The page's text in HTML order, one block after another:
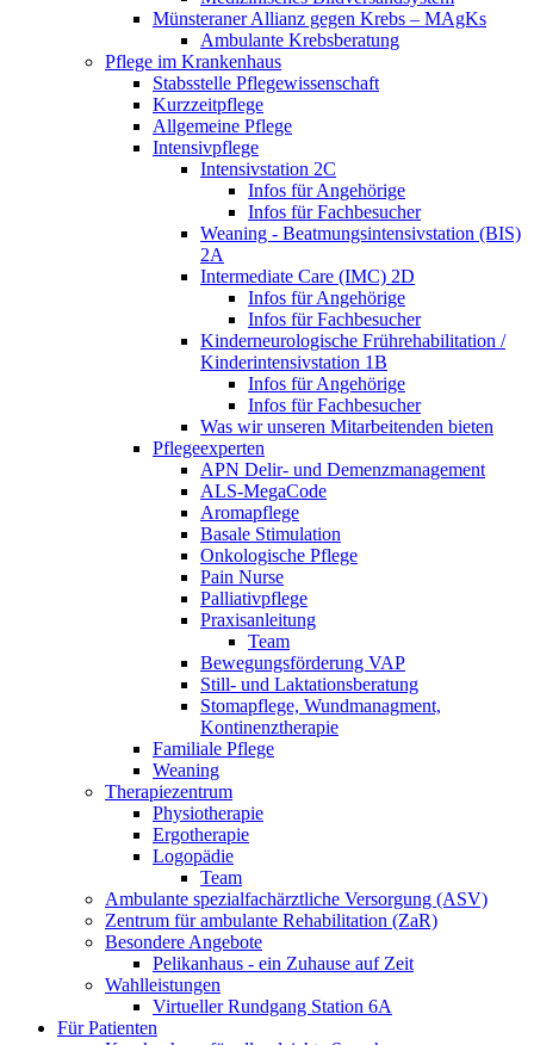
Münsteraner Allianz gegen Krebs – MAgKs
Ambulante Krebsberatung
Pflege im Krankenhaus
Stabsstelle Pflegewissenschaft
Kurzzeitpflege
Allgemeine Pflege
Intensivpflege
Intensivstation 2C
Infos für Angehörige
Infos für Fachbesucher
Weaning - Beatmungsintensivstation (BIS)
2A
Intermediate Care (IMC) 2D
Infos für Angehörige
Infos für Fachbesucher
Kinderneurologische Frührehabilitation /
Kinderintensivstation 1B
Infos für Angehörige
Infos für Fachbesucher
Was wir unseren Mitarbeitenden bieten
Pflegeexperten
APN Delir- und Demenzmanagement
ALS-MegaCode
Aromapflege
Basale Stimulation
Onkologische Pflege
Pain Nurse
Palliativpflege
Praxisanleitung
Team
Bewegungsförderung VAP
Still- und Laktationsberatung
Stomapflege, Wundmanagment,
Kontinenztherapie
Familiale Pflege
Weaning
Therapiezentrum
Physiotherapie
Ergotherapie
Logopädie
Team
Ambulante spezialfachärztliche Versorgung (ASV)
Zentrum für ambulante Rehabilitation (ZaR)
Besondere Angebote
Pelikanhaus - ein Zuhause auf Zeit
Wahlleistungen
Virtueller Rundgang Station 6A
Für Patienten